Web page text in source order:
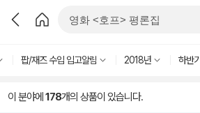
팝/재즈 수입 입고알림 2018년 하반기
이 분야에 178개의 상품이 있습니다.